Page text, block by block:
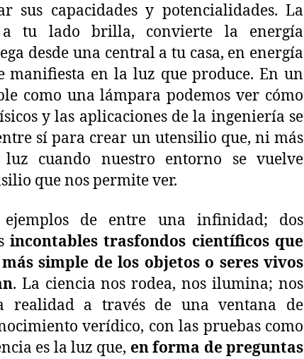
sus capacidades y potencialidades. La
tu lado brilla, convierte la energía
desde una central a tu casa, en energía
manifiesta en la luz que produce. En un
como una lámpara podemos ver cómo
y las aplicaciones de la ingeniería se
sí para crear un utensilio que, ni más
cuando nuestro entorno se vuelve
que nos permite ver.
de entre una infinidad; dos
incontables trasfondos científicos que
simple de los objetos o seres vivos
. La ciencia nos rodea, nos ilumina; nos
realidad a través de una ventana de
verídico, con las pruebas como
es la luz que, en forma de preguntas